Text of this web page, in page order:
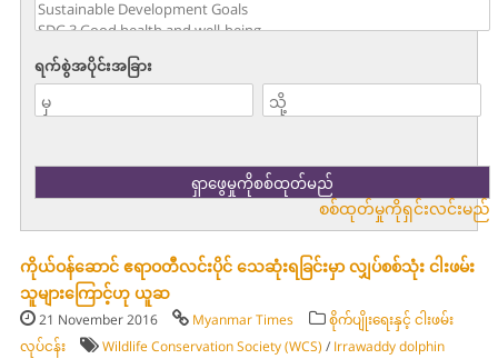
ရက်စွဲအပိုင်းအခြား
စစ်ထုတ်မှုကိုရှင်းလင်းမည်
ကိုယ်ဝန်ဆောင် ဧရာဝတီလင်းပိုင် သေဆုံးရခြင်းမှာ လျှပ်စစ်သုံး ငါးဖမ်း
သူများကြောင့်ဟု ယူဆ
21 November 2016 Myanmar Times
စိုက်ပျိုးရေးနှင့် ငါးဖမ်း
လုပ်ငန်း
Wildlife Conservation Society (WCS) / Irrawaddy dolphin